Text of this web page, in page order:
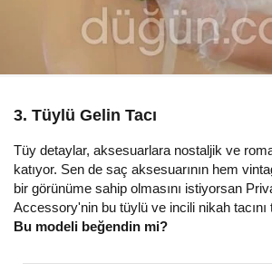
3. Tüylü Gelin Tacı
Tüy detaylar, aksesuarlara nostaljik ve
katıyor. Sen de saç aksesuarının hem
bir görünüme sahip olmasını istiyorsan
Accessory'nin bu tüylü ve incili nikah tacını
Bu modeli beğendin mi?